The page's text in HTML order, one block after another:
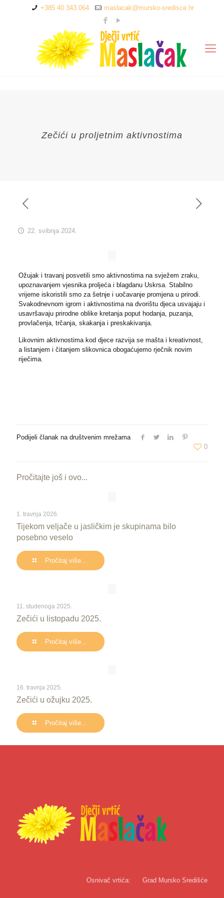
+385 40 343 064 maslacak@mursko-sredisce.hr
Zečići u proljetnim aktivnostima
22. svibnja 2024.
Ožujak i travanj posvetili smo aktivnostima na svježem zraku,
upoznavanjem vjesnika proljeća i blagdanu Uskrsa. Stabilno
vrijeme iskoristili smo za šetnje i uočavanje promjena u prirodi.
Svakodnevnom igrom i aktivnostima na dvorištu djeca usvajaju i
usavršavaju prirodne oblike kretanja poput hodanja, puzanja,
provlačenja, trčanja, skakanja i preskakivanja.
Likovnim aktivnostima kod djece razvija se mašta i kreativnost,
a listanjem i čitanjem slikovnica obogaćujemo rječnik novim
riječima.
Podijeli članak na društvenim mrežama
0
Pročitajte još i ovo...
1. travnja 2026.
Tijekom veljače u jasličkim je skupinama bilo
posebno veselo
Pročitaj više...
11. studenoga 2025.
Zečići u listopadu 2025.
Pročitaj više...
16. travnja 2025.
Zečići u ožujku 2025.
Pročitaj više...
Osnivač vrtića: Grad Mursko Središće